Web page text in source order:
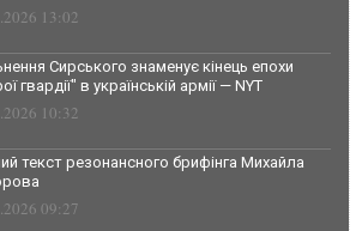
13:02
Сирського знаменує кінець епохи
гвардії" в українській армії — NYT
10:32
текст резонансного брифінга Михайла
09:27